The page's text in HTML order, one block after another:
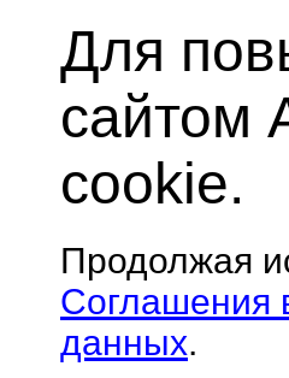
Для
сайтом
cookie.
Продолжая
Соглашения
данных.